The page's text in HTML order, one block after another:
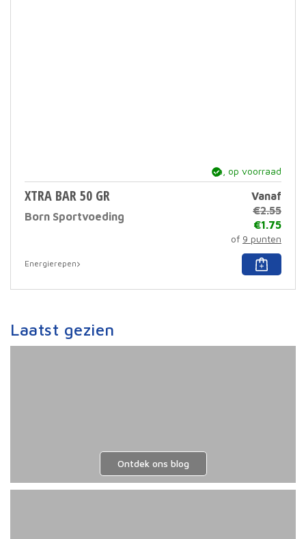
ja, op voorraad
XTRA BAR 50 GR
Born Sportvoeding
Vanaf
€2.55
€1.75
of 9 punten
Energierepen
Dit
kan
Laatst gezien
Ontdek ons blog